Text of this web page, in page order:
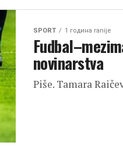
SPORT 1 година ranije
novinarstva
Piše. Tamara